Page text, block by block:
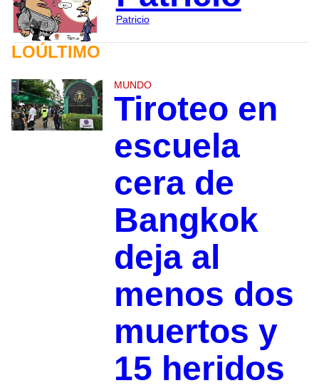
Patricio
LOÚLTIMO
MUNDO
Tiroteo en
escuela
cera de
Bangkok
deja al
menos dos
muertos y
15 heridos